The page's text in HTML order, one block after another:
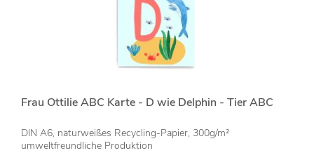
Frau Ottilie ABC Karte - D wie Delphin - Tier ABC
DIN A6, naturweißes Recycling-Papier, 300g/m²
umweltfreundliche Produktion